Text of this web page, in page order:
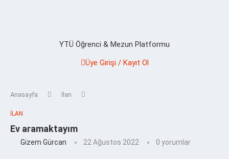
YTÜ Öğrenci & Mezun Platformu
Üye Girişi / Kayıt Ol
Anasayfa İlan
İLAN
Ev aramaktayım
Gizem Gürcan 22 Ağustos 2022 0 yorumlar